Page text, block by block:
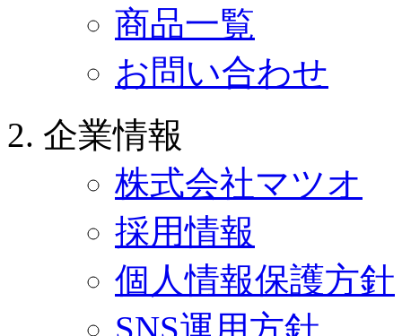
商品一覧
お問い合わせ
企業情報
株式会社マツオ
採用情報
個人情報保護方針